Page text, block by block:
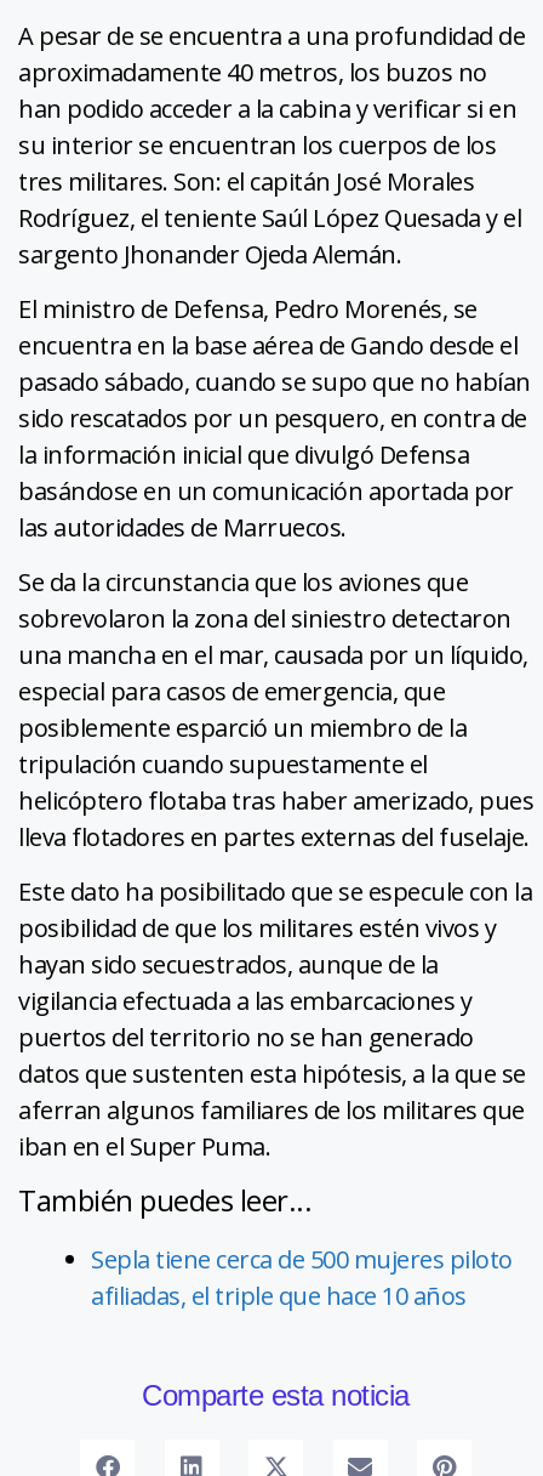
A pesar de se encuentra a una profundidad de
aproximadamente 40 metros, los buzos no
han podido acceder a la cabina y verificar si en
su interior se encuentran los cuerpos de los
tres militares. Son: el capitán José Morales
Rodríguez, el teniente Saúl López Quesada y el
sargento Jhonander Ojeda Alemán.
El ministro de Defensa, Pedro Morenés, se
encuentra en la base aérea de Gando desde el
pasado sábado, cuando se supo que no habían
sido rescatados por un pesquero, en contra de
la información inicial que divulgó Defensa
basándose en un comunicación aportada por
las autoridades de Marruecos.
Se da la circunstancia que los aviones que
sobrevolaron la zona del siniestro detectaron
una mancha en el mar, causada por un líquido,
especial para casos de emergencia, que
posiblemente esparció un miembro de la
tripulación cuando supuestamente el
helicóptero flotaba tras haber amerizado, pues
lleva flotadores en partes externas del fuselaje.
Este dato ha posibilitado que se especule con la
posibilidad de que los militares estén vivos y
hayan sido secuestrados, aunque de la
vigilancia efectuada a las embarcaciones y
puertos del territorio no se han generado
datos que sustenten esta hipótesis, a la que se
aferran algunos familiares de los militares que
iban en el Super Puma.
También puedes leer...
Sepla tiene cerca de 500 mujeres piloto
afiliadas, el triple que hace 10 años
Comparte esta noticia